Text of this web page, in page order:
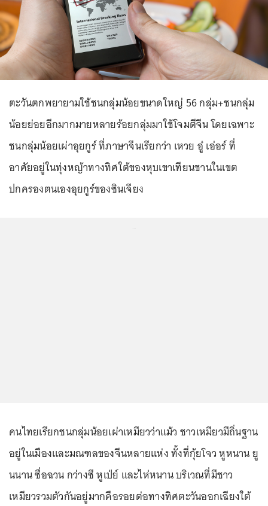
ตะวันตกพยายามใช้ชนกลุ่มน้อยขนาดใหญ่ 56 กลุ่ม+ชนกลุ่ม
น้อยย่อยอีกมากมายหลายร้อยกลุ่มมาใช้โจมตีจีน โดยเฉพาะ
ชนกลุ่มน้อยเผ่าอุยกูร์ ที่ภาษาจีนเรียกว่า เหวย อู๋ เอ่อร์ ที่
อาศัยอยู่ในทุ่งหญ้าทางทิศใต้ของหุบเขาเทียนชานในเขต
ปกครองตนเองอุยกูร์ของซินเจียง
คนไทยเรียกชนกลุ่มน้อยเผ่าเหมียวว่าแม้ว ชาวเหมียวมีถิ่นฐาน
อยู่ในเมืองและมณฑลของจีนหลายแห่ง ทั้งที่กุ้ยโจว หูหนาน ยู
นนาน ซื่อฉวน กว่างซี หูเป่ย์ และไห่หนาน บริเวณที่มีชาว
เหมียวรวมตัวกันอยู่มากคือรอยต่อทางทิศตะวันออกเฉียงใต้